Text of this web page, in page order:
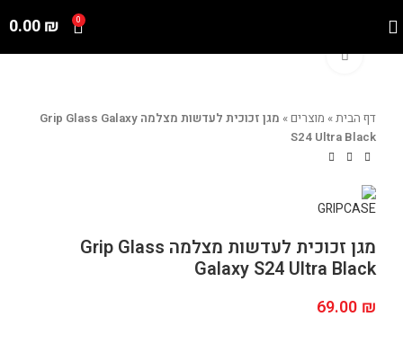
0
0.00₪
Click to enlarge
דף הבית» מוצרים»
מגן זכוכית לעדשות מצלמה Grip Glass Galaxy
S24 Ultra Black
מגן זכוכית לעדשות מצלמה Grip Glass
Galaxy S24 Ultra Black
69.00 ₪